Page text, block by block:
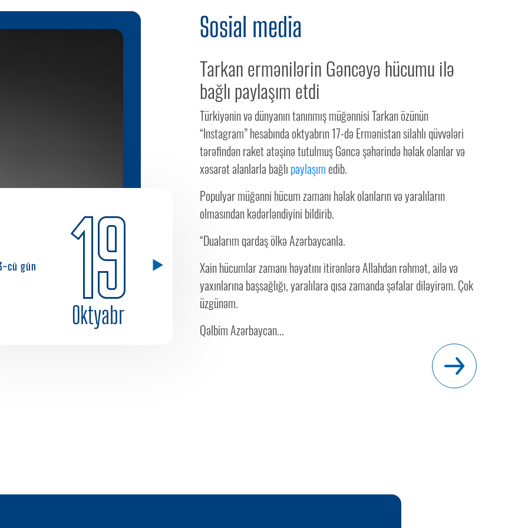
cü gün 19
Oktyabr
Sosial media
Tarkan ermənilərin Gəncəyə hücumu ilə
bağlı paylaşım etdi
Türkiyənin və dünyanın tanınmış müğənnisi Tarkan özünün
“Instagram” hesabında oktyabrın 17-də Ermənistan silahlı qüvvələri
tərəfindən raket atəşinə tutulmuş Gəncə şəhərində həlak olanlar və
xəsarət alanlarla bağlı paylaşım edib.
Populyar müğənni hücum zamanı həlak olanların və yaralıların
olmasından kədərləndiyini bildirib.
“Dualarım qardaş ölkə Azərbaycanla.
Xain hücumlar zamanı həyatını itirənlərə Allahdan rəhmət, ailə və
yaxınlarına başsağlığı, yaralılara qısa zamanda şəfalar diləyirəm. Çok
üzgünəm.
Qəlbim Azərbaycan...